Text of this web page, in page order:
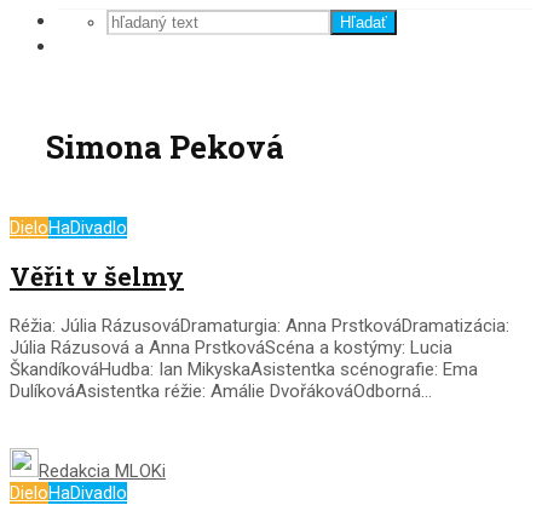
Hľadať
Simona Peková
DieloHaDivadlo
Věřit v šelmy
Réžia: Júlia RázusováDramaturgia: Anna PrstkováDramatizácia:
Júlia Rázusová a Anna PrstkováScéna a kostýmy: Lucia
ŠkandíkováHudba: Ian MikyskaAsistentka scénografie: Ema
DulíkováAsistentka réžie: Amálie DvořákováOdborná...
Redakcia MLOKi
DieloHaDivadlo